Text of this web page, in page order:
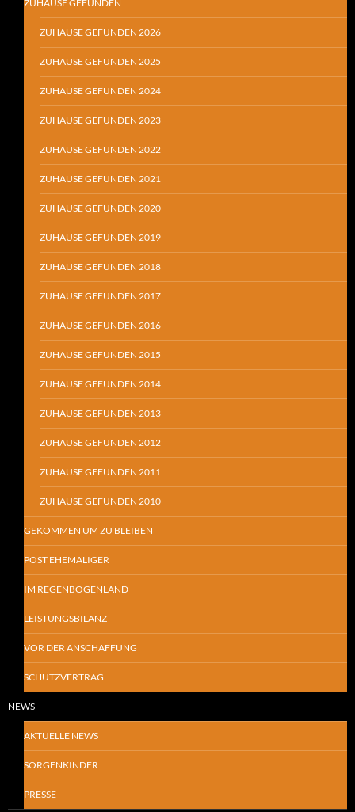
ZUHAUSE GEFUNDEN
ZUHAUSE GEFUNDEN 2026
ZUHAUSE GEFUNDEN 2025
ZUHAUSE GEFUNDEN 2024
ZUHAUSE GEFUNDEN 2023
ZUHAUSE GEFUNDEN 2022
ZUHAUSE GEFUNDEN 2021
ZUHAUSE GEFUNDEN 2020
ZUHAUSE GEFUNDEN 2019
ZUHAUSE GEFUNDEN 2018
ZUHAUSE GEFUNDEN 2017
ZUHAUSE GEFUNDEN 2016
ZUHAUSE GEFUNDEN 2015
ZUHAUSE GEFUNDEN 2014
ZUHAUSE GEFUNDEN 2013
ZUHAUSE GEFUNDEN 2012
ZUHAUSE GEFUNDEN 2011
ZUHAUSE GEFUNDEN 2010
GEKOMMEN UM ZU BLEIBEN
POST EHEMALIGER
IM REGENBOGENLAND
LEISTUNGSBILANZ
VOR DER ANSCHAFFUNG
SCHUTZVERTRAG
NEWS
AKTUELLE NEWS
SORGENKINDER
PRESSE